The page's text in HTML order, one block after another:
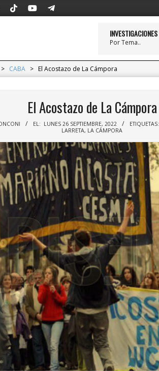
INVESTIGACIONES
Por Tema..
> CABA > El Acostazo de La Cámpora
El Acostazo de La Cámpora
EL: LUNES 26 SEPTIEMBRE, 2022 ETIQUETAS:
LARRETA, LA CÁMPORA